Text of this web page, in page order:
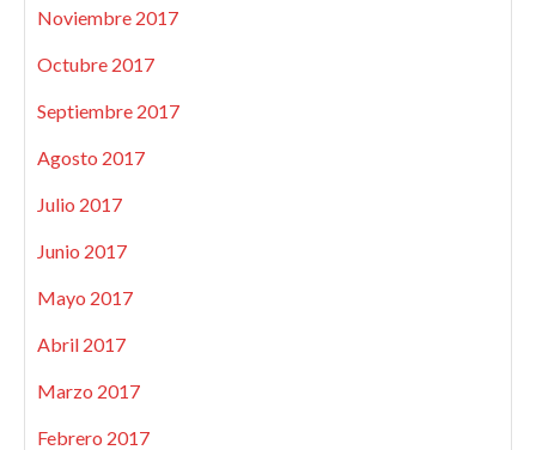
Noviembre 2017
Octubre 2017
Septiembre 2017
Agosto 2017
Julio 2017
Junio 2017
Mayo 2017
Abril 2017
Marzo 2017
Febrero 2017